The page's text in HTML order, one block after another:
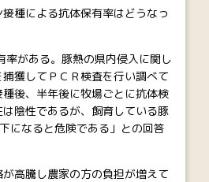
種による抗体保有率はどうなっ
率がある。豚熱の県内侵入に関し
獲してＰＣＲ検査を行い調べて
後、半年後に牧場ごとに抗体検
陰性であるが、飼育している豚
になると危険である」との回答
高騰し農家の方の負担が増えて